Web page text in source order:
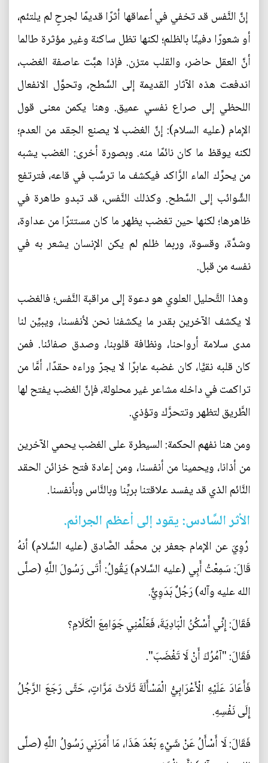
إنَّ النَّفس قد تخفي في أعماقها أثرًا قديمًا لجرحٍ لم يلتئم،
أو شعورًا دفينًا بالظلم؛ لكنها تظل ساكنة وغير مؤثرة طالما
أنَّ العقل حاضر، والقلب متزن. فإذا هبَّت عاصفة الغضب،
اندفعت هذه الآثار القديمة إلى السَّطح، وتحوَّل الانفعال
اللحظي إلى صراع نفسي عميق. وهنا يكمن معنى قول
الإمام (عليه السلام): إنَّ الغضب لا يصنع الحِقد من العدم؛
لكنه يوقظ ما كان نائمًا منه. وبصورة أخرى: الغضب يشبه
من يحرِّك الماء الرَّاكد فيكشف ما ترسَّب في قاعه، فترتفع
الشَّوائب إلى السَّطح. وكذلك النَّفس، قد تبدو طاهرة في
ظاهرها؛ لكنها حين تغضب يظهر ما كان مستترًا من عداوة،
وشدَّة، وقسوة، وربما ظلم لم يكن الإنسان يشعر به في
نفسه من قبل.
وهذا التَّحليل العلوي هو دعوة إلى مراقبة النَّفس؛ فالغضب
لا يكشف الآخرين بقدر ما يكشفنا نحن لأنفسنا، ويبيِّن لنا
مدى سلامة أرواحنا، ونظافة قلوبنا، وصدق صفائنا. فمن
كان قلبه نقيًّا، كان غضبه عابرًا لا يجرّ وراءه حقدًا، أمَّا من
تراكمت في داخله مشاعر غير محلولة، فإنَّ الغضب يفتح لها
الطَّريق لتظهر وتتحرَّك وتؤذي.
ومن هنا نفهم الحكمة: السيطرة على الغضب يحمي الآخرين
من أذانا، ويحمينا من أنفسنا، ومن إعادة فتح خزائن الحقد
النَّائم الذي قد يفسد علاقتنا بربِّنا وبالنَّاس وبأنفسنا.
الأثر السَّادس: يقود إلى أعظم الجرائم.
رُوِيَ عن الإمام جعفر بن محمَّد الصَّادق (عليه السَّلام) أنهُ
قَالَ: سَمِعْتُ أَبِي (عليه السَّلام) يَقُولُ: أَتَى رَسُولَ اللَّهِ (صلَّى
الله عليه وآله) رَجُلٌ بَدَوِيٌّ.
فَقَالَ: إِنِّي أَسْكُنُ الْبَادِيَةَ، فَعَلِّمْنِي جَوَامِعَ الْكَلَامِ؟
فَقَالَ: "آمُرُكَ أَنْ لَا تَغْضَبَ".
فَأَعَادَ عَلَيْهِ الْأَعْرَابِيُّ الْمَسْأَلَةَ ثَلَاثَ مَرَّاتٍ، حَتَّى رَجَعَ الرَّجُلُ
إِلَى نَفْسِهِ.
فَقَالَ: لَا أَسْأَلُ عَنْ شَيْ‏ءٍ بَعْدَ هَذَا، مَا أَمَرَنِي رَسُولُ اللَّهِ (صلَّى